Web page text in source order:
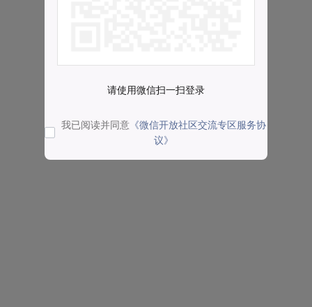
请使用微信扫一扫登录
我已阅读并同意 《微信开放社区交流专区服务协
议》